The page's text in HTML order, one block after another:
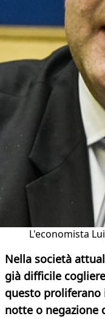
L'economista
Nella società
già difficile
questo proliferano
notte o negazione